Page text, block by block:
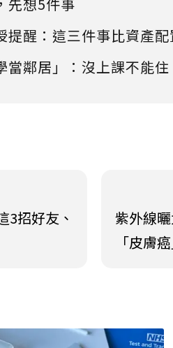
醒：這三件事比資產配
當鄰居」：沒上課不能
3招好友、
紫外線
「皮膚癌